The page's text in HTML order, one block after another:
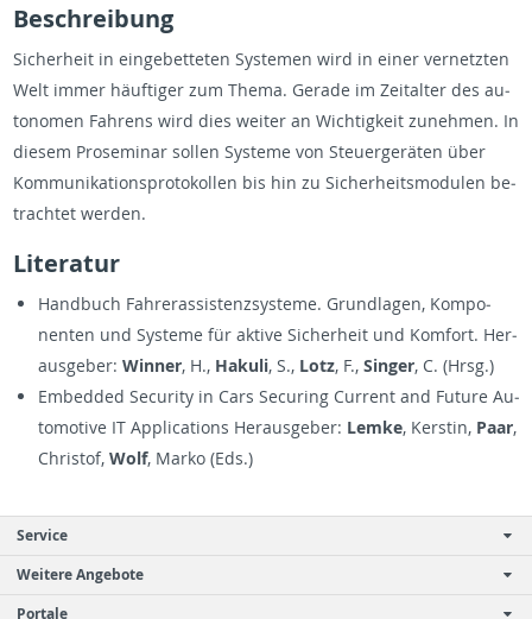
Beschrei­bung
Sicher­heit in einge­bet­teten Sys­te­men wird in einer ver­net­zten
Welt immer häuftiger zum Thema. Ger­ade im Zeital­ter des au­
tonomen Fahrens wird dies weiter an Wichtigkeit zunehmen. In
diesem Pros­em­i­nar sollen Sys­teme von Steuergeräten über
Kom­mu­nika­tion­spro­tokollen bis hin zu Sicher­heitsmod­ulen be­
tra­chtet wer­den.
Lit­er­atur
Hand­buch Fahreras­sis­ten­zsys­teme. Grund­la­gen, Kom­po­
nen­ten und Sys­teme für ak­tive Sicher­heit und Kom­fort. Her­
aus­ge­ber: Win­ner, H., Hakuli, S., Lotz, F., Singer, C. (Hrsg.)
Em­bed­ded Se­cu­rity in Cars Se­cur­ing Cur­rent and Fu­ture Au­
to­mo­tive IT Ap­pli­ca­tions Her­aus­ge­ber: Lemke, Ker­stin, Paar,
Christof, Wolf, Marko (Eds.)
Service
Weitere Angebote
Portale